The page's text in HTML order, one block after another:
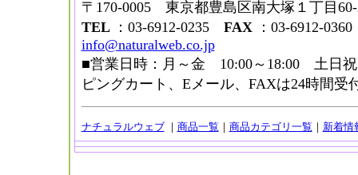
〒170-0005 東京都豊島区南大塚１丁目
TEL ：03-6912-0235FAX
：03-6912-
info@naturalweb.co.jp
■営業日時：月～金 10:00～18:00 土日
ピングカート、Eメール、FAXは24時間受
ナチュラルウェブ｜ 商品一覧 ｜ 商品カテゴリ一覧 ｜ 新着情